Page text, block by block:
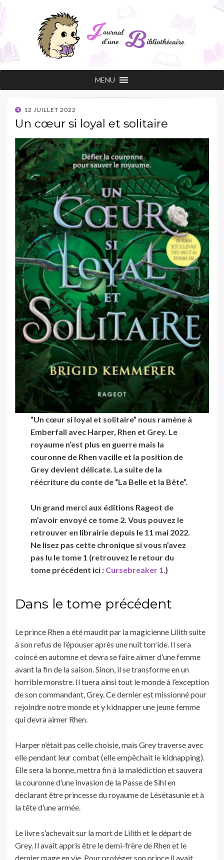
Journal d'une
bibliothécaire
Les conseils de lecture d'une professionnelle
passionnée !
MENU
POSTED
ON
12 JUILLET 2022
Un cœur si loyal et solitaire
“Un cœur si loyal et solitaire” nous ramène à
Emberfall avec Harper, Rhen et Grey. Le
royaume n’est plus en guerre mais la
couronne de Rhen vacille et la position de
Grey devient délicate. La suite de la
réécriture du conte de “La Belle et la Bête”.
Un grand merci aux éditions Rageot de
m’avoir envoyé ce tome 2. Vous pouvez le
retrouver en librairie depuis le 11 mai 2022.
Ne lisez pas cette chronique si vous n’avez
pas lu le tome 1 (retrouvez le retour du
tome précédent ici : Cursebreaker 1.)
Dans le tome précédent
Le prince Rhen a été maudit par la magicienne Lilith suite
à son refus de l’épouser après une nuit torride. Il sera
coincé en automne et devra se faire aimer d’une femme
avant la fin de la saison. Sinon, il se transforme en un
horrible monstre. Il tuera ainsi tout le monde à l’exception
de son commandant, Grey. Ce dernier est missionné pour
rejoindre notre monde et y kidnapper une jeune femme
qui devra aimer Rhen.
Harper n’était pas celle choisie, mais Grey traverse avec
elle pendant leur combat (elle empêchait le kidnapping).
Elle sera la bonne, mettra fin à la malédiction et sauvera
la couronne d’une invasion de la Passe de Sihl en
déclarant être princesse du royaume de Lésétasunie et à
la tête d’une armée.
Le livre s’achevait sur la mort de Lilith et le départ de
Grey. Il avait appris être le demi-frère de Rhen et le
dernier mage en vie. Pour protéger son prince il avait